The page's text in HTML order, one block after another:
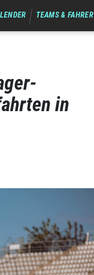
TEAMS & FAHRER
in